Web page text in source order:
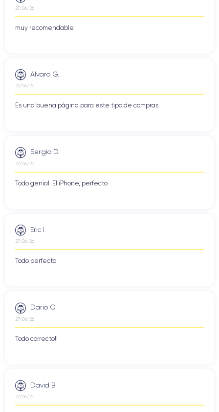
27/06/26
muy recomendable
Alvaro G.
27/06/26
Es una buena página para este tipo de compras.
Sergio D.
27/06/26
Todo genial. El iPhone, perfecto.
Eric I.
27/06/26
Todo perfecto
Dario O.
27/06/26
Todo correcto!!
David B.
27/06/26